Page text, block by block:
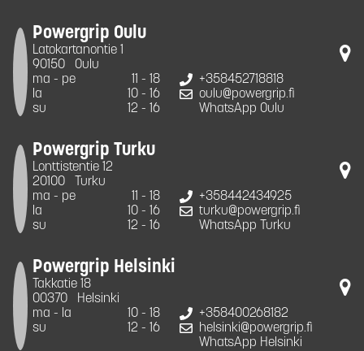
Powergrip Oulu
Latokartanontie 1
90150
Oulu
ma - pe
11 - 18
la
10 - 16
su
12 - 16
+358452718818
oulu@powergrip.fi
WhatsApp Oulu
Powergrip Turku
Lonttistentie 12
20100
Turku
ma - pe
11 - 18
la
10 - 16
su
12 - 16
+358442434925
turku@powergrip.fi
WhatsApp Turku
Powergrip Helsinki
Takkatie 18
00370
Helsinki
ma - la
10 - 18
su
12 - 16
+358400268182
helsinki@powergrip.fi
WhatsApp Helsinki